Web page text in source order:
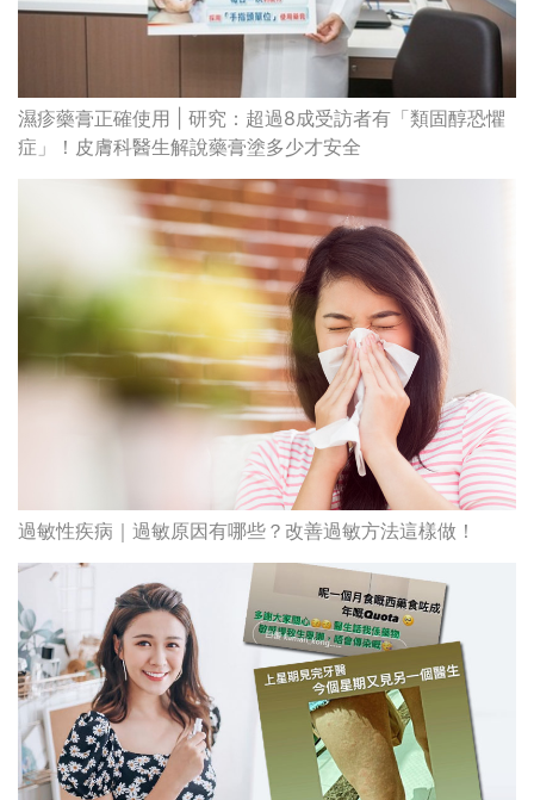
濕疹藥膏正確使用 | 研究：超過8成受訪者有「類固醇恐懼
症」！皮膚科醫生解說藥膏塗多少才安全
過敏性疾病｜過敏原因有哪些？改善過敏方法這樣做！